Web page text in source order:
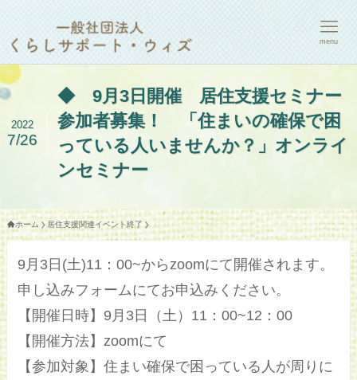
menu
◆ 9月3日開催 居住支援セミナー
参加者募集！ 「住まいの確保で困
っている人いませんか？」オンライ
ンセミナー
2022
7/26
ホーム 居住支援関連イベント終了
9月3日(土)11：00~からzoomにて開催されます。
申し込みフォームにてお申込みください。
【開催日時】9月3日（土）11：00~12：00
【開催方法】zoomにて
【参加対象】住まい確保で困っている人が周りに